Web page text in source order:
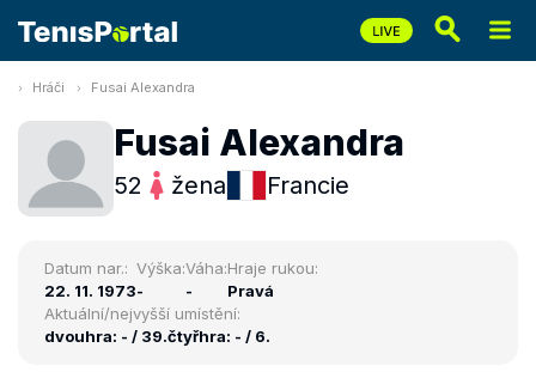
Hráči Fusai Alexandra
Fusai Alexandra
52 žena Francie
Datum nar.:
22. 11. 1973
Výška:
-
Váha:
-
Hraje rukou:
Pravá
Aktuální/nejvyšší umístění:
dvouhra: - / 39.čtyřhra: - / 6.